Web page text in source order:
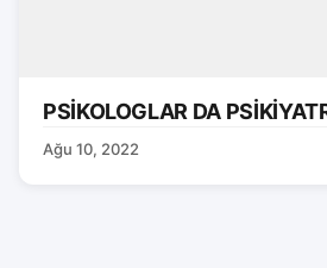
PSİKOLOGLAR DA
Ağu 10, 2022